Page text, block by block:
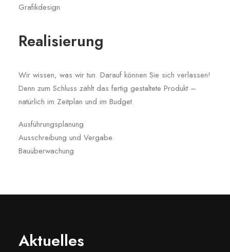
Grafikdesign
Realisierung
Wir wissen, was wir tun. Darauf können Sie sich verlassen!
Denn zum Schluss zählt das fertig gestaltete Produkt –
natürlich im Zeitplan und im Budget.
Ausführungsplanung
Ausschreibung und Vergabe
Bauüberwachung
Aktuelles